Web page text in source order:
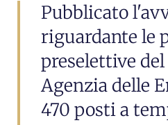
Pubblicato
riguardante le
preselettive
Agenzia delle
470 posti a